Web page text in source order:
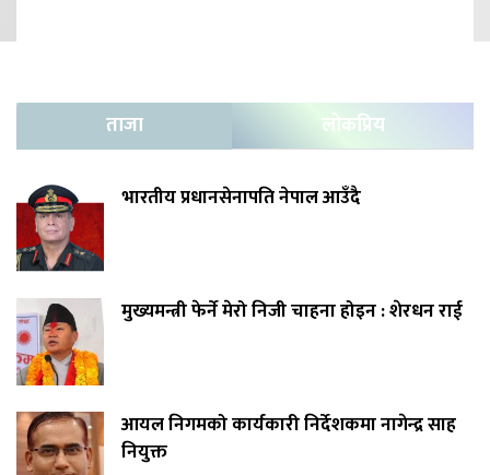
ताजा लोकप्रिय
भारतीय प्रधानसेनापति नेपाल आउँदै
मुख्यमन्त्री फेर्ने मेरो निजी चाहना होइन : शेरधन राई
आयल निगमको कार्यकारी निर्देशकमा नागेन्द्र साह
नियुक्त